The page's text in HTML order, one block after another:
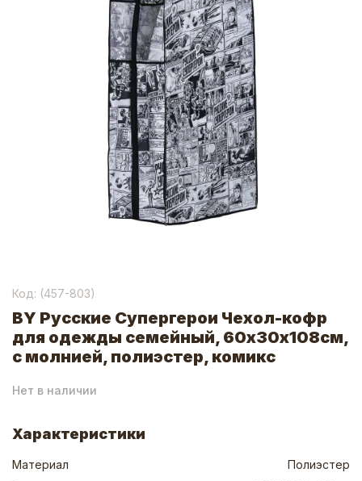
Код: (457-803)
BY Русские Супергерои Чехол-кофр
для одежды семейный, 60х30х108см,
с молнией, полиэстер, комикс
Нет в наличии
Характеристики
Материал
Полиэстер